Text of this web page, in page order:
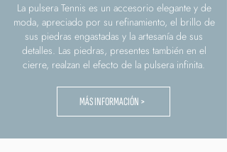
La pulsera Tennis es un accesorio elegante y de
moda, apreciado por su refinamiento, el brillo de
sus piedras engastadas y la artesanía de sus
detalles. Las piedras, presentes también en el
cierre, realzan el efecto de la pulsera infinita.
MÁS INFORMACIÓN >